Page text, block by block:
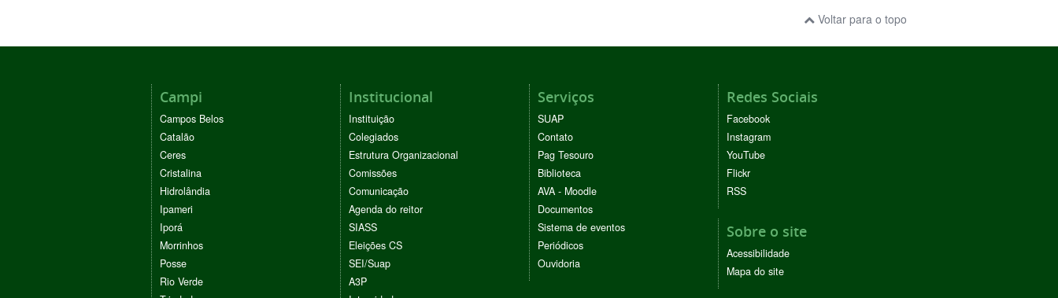
Voltar para o topo
Campi
Campos Belos
Catalão
Ceres
Cristalina
Hidrolândia
Ipameri
Iporá
Morrinhos
Posse
Rio Verde
Institucional
Instituição
Colegiados
Estrutura Organizacional
Comissões
Comunicação
Agenda do reitor
SIASS
Eleições CS
SEI/Suap
A3P
Serviços
SUAP
Contato
Pag Tesouro
Biblioteca
AVA - Moodle
Documentos
Sistema de eventos
Periódicos
Ouvidoria
Redes Sociais
Facebook
Instagram
YouTube
Flickr
RSS
Sobre o site
Acessibilidade
Mapa do site